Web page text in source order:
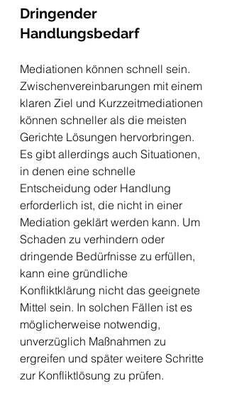
Dringender
Handlungsbedarf
Mediationen können schnell sein.
Zwischenvereinbarungen mit einem
klaren Ziel und Kurzzeitmediationen
können schneller als die meisten
Gerichte Lösungen hervorbringen.
Es gibt allerdings auch Situationen,
in denen eine schnelle
Entscheidung oder Handlung
erforderlich ist, die nicht in einer
Mediation geklärt werden kann. Um
Schaden zu verhindern oder
dringende Bedürfnisse zu erfüllen,
kann eine gründliche
Konfliktklärung nicht das geeignete
Mittel sein. In solchen Fällen ist es
möglicherweise notwendig,
unverzüglich Maßnahmen zu
ergreifen und später weitere Schritte
zur Konfliktlösung zu prüfen.